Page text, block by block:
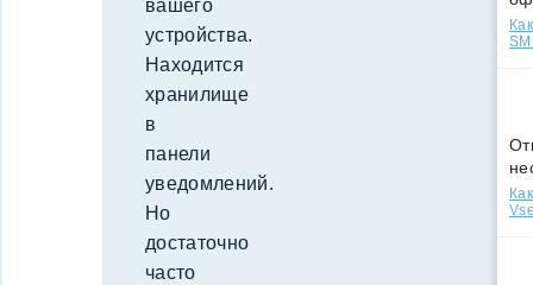
вашего
устройства.
Находится
хранилище
в
панели
уведомлений.
Но
достаточно
часто